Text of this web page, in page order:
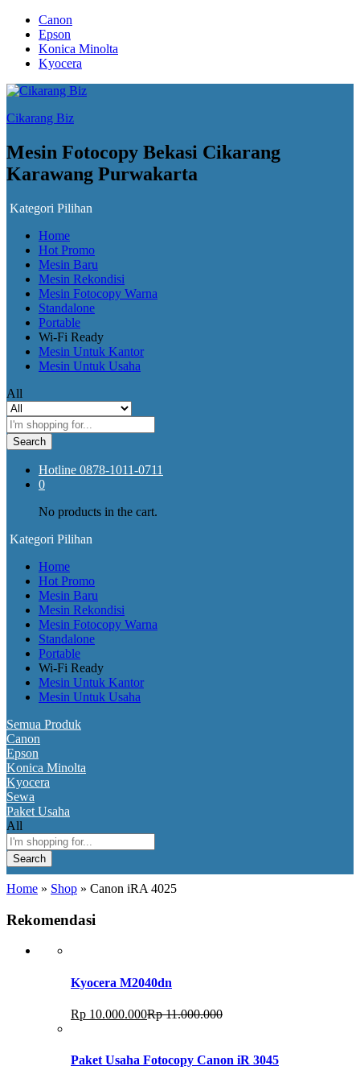
Canon
Epson
Konica Minolta
Kyocera
Cikarang Biz
Mesin Fotocopy Bekasi Cikarang
Karawang Purwakarta
Kategori Pilihan
Home
Hot Promo
Mesin Baru
Mesin Rekondisi
Mesin Fotocopy Warna
Standalone
Portable
Wi-Fi Ready
Mesin Untuk Kantor
Mesin Untuk Usaha
All
Search
Hotline 0878-1011-0711
0
No products in the cart.
Kategori Pilihan
Home
Hot Promo
Mesin Baru
Mesin Rekondisi
Mesin Fotocopy Warna
Standalone
Portable
Wi-Fi Ready
Mesin Untuk Kantor
Mesin Untuk Usaha
Semua Produk
Canon
Epson
Konica Minolta
Kyocera
Sewa
Paket Usaha
All
Search
Home » Shop » Canon iRA 4025
Rekomendasi
Kyocera M2040dn
Rp 10.000.000Rp11.000.000
Paket Usaha Fotocopy Canon iR 3045